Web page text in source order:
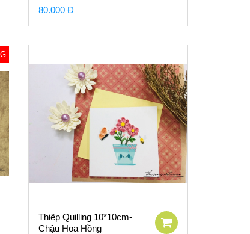
80.000 Đ
Thiệp Quilling 10*10cm-
Chậu Hoa Hồng